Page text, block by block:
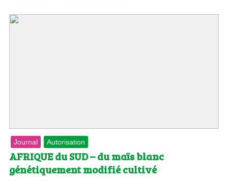
Journal Autorisation
AFRIQUE du SUD – du maïs blanc
génétiquement modifié cultivé